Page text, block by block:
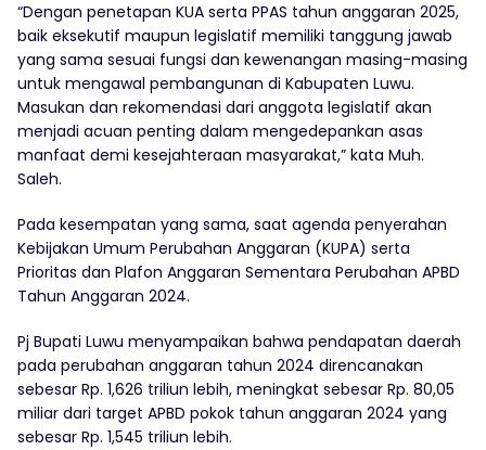
“Dengan penetapan KUA serta PPAS tahun anggaran 2025,
baik eksekutif maupun legislatif memiliki tanggung jawab
yang sama sesuai fungsi dan kewenangan masing-masing
untuk mengawal pembangunan di Kabupaten Luwu.
Masukan dan rekomendasi dari anggota legislatif akan
menjadi acuan penting dalam mengedepankan asas
manfaat demi kesejahteraan masyarakat,” kata Muh.
Saleh.
Pada kesempatan yang sama, saat agenda penyerahan
Kebijakan Umum Perubahan Anggaran (KUPA) serta
Prioritas dan Plafon Anggaran Sementara Perubahan APBD
Tahun Anggaran 2024.
Pj Bupati Luwu menyampaikan bahwa pendapatan daerah
pada perubahan anggaran tahun 2024 direncanakan
sebesar Rp. 1,626 triliun lebih, meningkat sebesar Rp. 80,05
miliar dari target APBD pokok tahun anggaran 2024 yang
sebesar Rp. 1,545 triliun lebih.